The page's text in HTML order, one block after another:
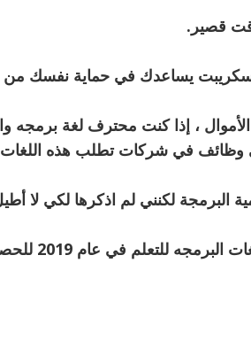
البرمجة لكنني لم اذكرها لكي لا
*دعونا نلقي